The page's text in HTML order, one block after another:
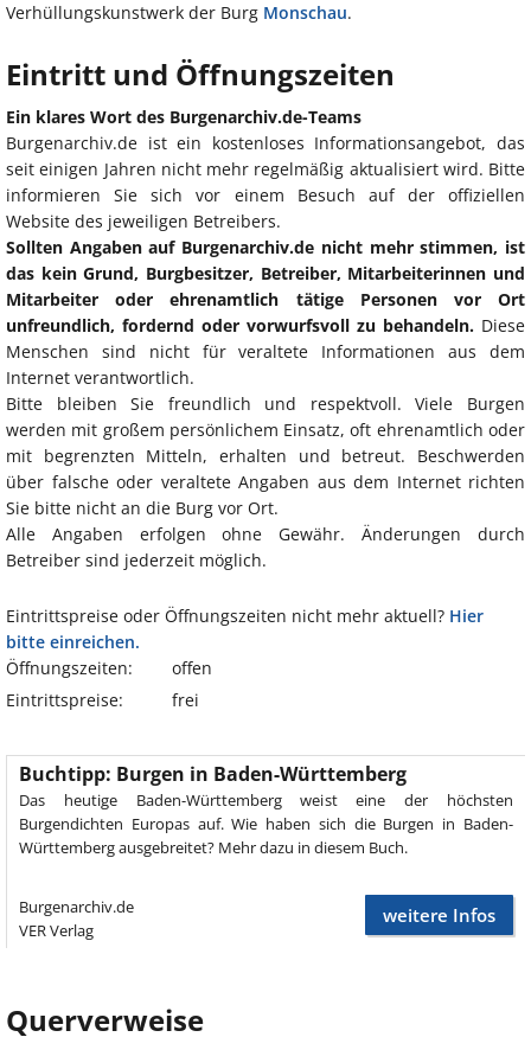
Verhüllungskunstwerk der Burg Monschau.
Eintritt und Öffnungszeiten
Ein klares Wort des Burgenarchiv.de-Teams
Burgenarchiv.de ist ein kostenloses Informationsangebot, das
seit einigen Jahren nicht mehr regelmäßig aktualisiert wird. Bitte
informieren Sie sich vor einem Besuch auf der offiziellen
Website des jeweiligen Betreibers.
Sollten Angaben auf Burgenarchiv.de nicht mehr stimmen, ist
das kein Grund, Burgbesitzer, Betreiber, Mitarbeiterinnen und
Mitarbeiter oder ehrenamtlich tätige Personen vor Ort
unfreundlich, fordernd oder vorwurfsvoll zu behandeln. Diese
Menschen sind nicht für veraltete Informationen aus dem
Internet verantwortlich.
Bitte bleiben Sie freundlich und respektvoll. Viele Burgen
werden mit großem persönlichem Einsatz, oft ehrenamtlich oder
mit begrenzten Mitteln, erhalten und betreut. Beschwerden
über falsche oder veraltete Angaben aus dem Internet richten
Sie bitte nicht an die Burg vor Ort.
Alle Angaben erfolgen ohne Gewähr. Änderungen durch
Betreiber sind jederzeit möglich.
Eintrittspreise oder Öffnungszeiten nicht mehr aktuell? Hier
bitte einreichen.
Öffnungszeiten:
offen
Eintrittspreise:
frei
Buchtipp: Burgen in Baden-Württemberg
Das heutige Baden-Württemberg weist eine der höchsten
Burgendichten Europas auf. Wie haben sich die Burgen in Baden-
Württemberg ausgebreitet? Mehr dazu in diesem Buch.
Burgenarchiv.de
VER Verlag
weitere Infos
Querverweise